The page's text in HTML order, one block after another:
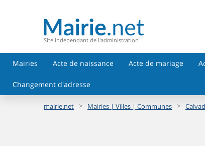
Site indépendant de l'administration
Mairies Acte de naissance Acte de mariage
Changement d'adresse
mairie.net > Mairies | Villes | Communes >